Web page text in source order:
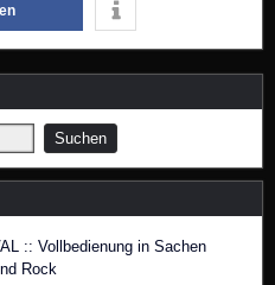
:: Vollbedienung in Sachen
Rock